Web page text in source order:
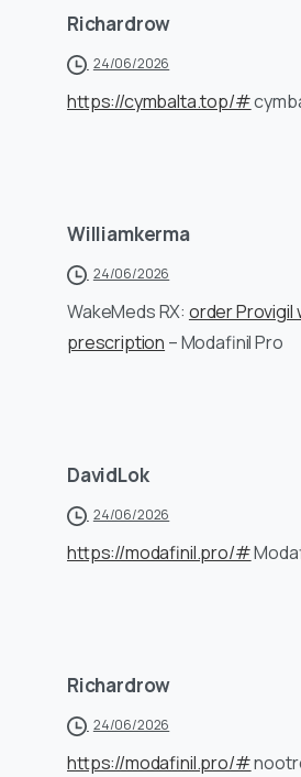
Richardrow
24/06/2026
https://cymbalta.top/#
Williamkerma
24/06/2026
WakeMeds RX: order Provigil
prescription – Modafinil Pro
DavidLok
24/06/2026
https://modafinil.pro/#
Richardrow
24/06/2026
https://modafinil.pro/#